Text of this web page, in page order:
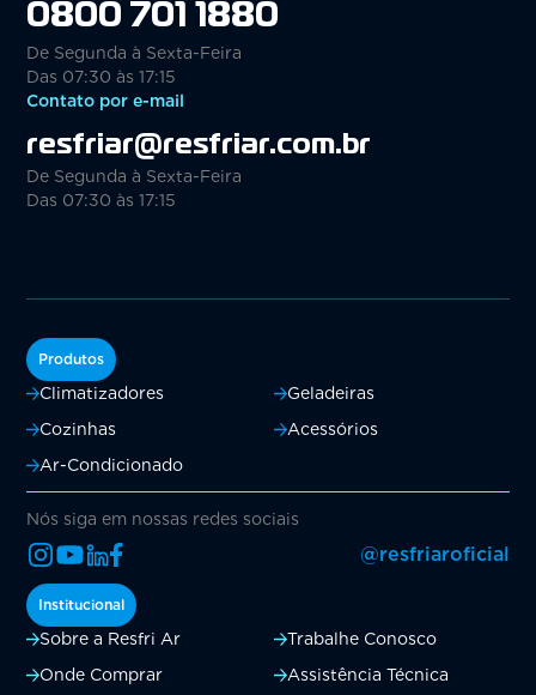
0800 701 1880
De Segunda à Sexta-Feira
Das 07:30 às 17:15
Contato por e-mail
resfriar@resfriar.com.br
De Segunda à Sexta-Feira
Das 07:30 às 17:15
Produtos
Climatizadores
Geladeiras
Cozinhas
Acessórios
Ar-Condicionado
Nós siga em nossas redes sociais
@resfriaroficial
Institucional
Sobre a Resfri Ar
Trabalhe Conosco
Onde Comprar
Assistência Técnica